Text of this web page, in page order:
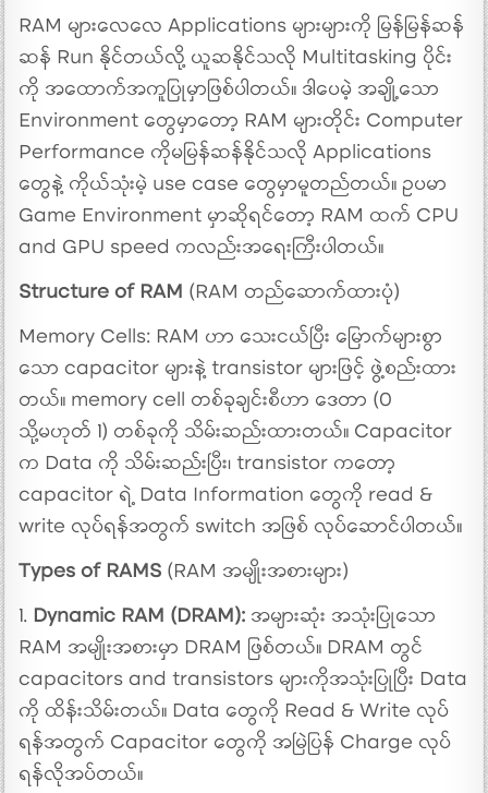
RAM များလေလေ Applications များများကို မြန်မြန်ဆန်
ဆန် Run နိုင်တယ်လို့ ယူဆနိုင်သလို Multitasking ပိုင်း
ကို အထောက်အကူပြုမှာဖြစ်ပါတယ်။ ဒါပေမဲ့ အချို့သော
Environment တွေမှာတော့ RAM များတိုင်း Computer
Performance ကိုမမြန်ဆန်နိုင်သလို Applications
တွေနဲ့ ကိုယ်သုံးမဲ့ use case တွေမှာမူတည်တယ်။ ဥပမာ
Game Environment မှာဆိုရင်တော့ RAM ထက် CPU
and GPU speed ကလည်းအရေးကြီးပါတယ်။
Structure of RAM (RAM တည်ဆောက်ထားပုံ)
Memory Cells: RAM ဟာ သေးငယ်ပြီး မြောက်များစွာ
သော capacitor များနဲ့ transistor များဖြင့် ဖွဲ့စည်းထား
တယ်။ memory cell တစ်ခုချင်းစီဟာ ဒေတာ (0
သို့မဟုတ် 1) တစ်ခုကို သိမ်းဆည်းထားတယ်။ Capacitor
က Data ကို သိမ်းဆည်းပြီး၊ transistor ကတော့
capacitor ရဲ့ Data Information တွေကို read &
write လုပ်ရန်အတွက် switch အဖြစ် လုပ်ဆောင်ပါတယ်။
Types of RAMS (RAM အမျိုးအစားများ)
1. Dynamic RAM (DRAM): အများဆုံး အသုံးပြုသော
RAM အမျိုးအစားမှာ DRAM ဖြစ်တယ်။ DRAM တွင်
capacitors and transistors များကိုအသုံးပြုပြီး Data
ကို ထိန်းသိမ်းတယ်။ Data တွေကို Read & Write လုပ်
ရန်အတွက် Capacitor တွေကို အမြဲပြန် Charge လုပ်
ရန်လိုအပ်တယ်။